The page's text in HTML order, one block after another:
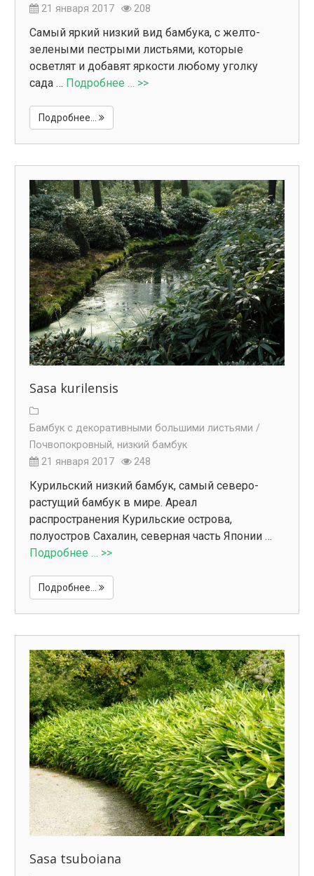
21 января 2017
208
Самый яркий низкий вид бамбука, с желто-
зелеными пестрыми листьями, которые
осветлят и добавят яркости любому уголку
сада … Подробнее … >>
Подробнее...
Sasa kurilensis
Бамбук с декоративными большими листьями /
Почвопокровный, низкий бамбук
21 января 2017
248
Курильский низкий бамбук, самый северо-
растущий бамбук в мире. Ареал
распространения Курильские острова,
полуостров Сахалин, северная часть Японии …
Подробнее … >>
Подробнее...
Sasa tsuboiana